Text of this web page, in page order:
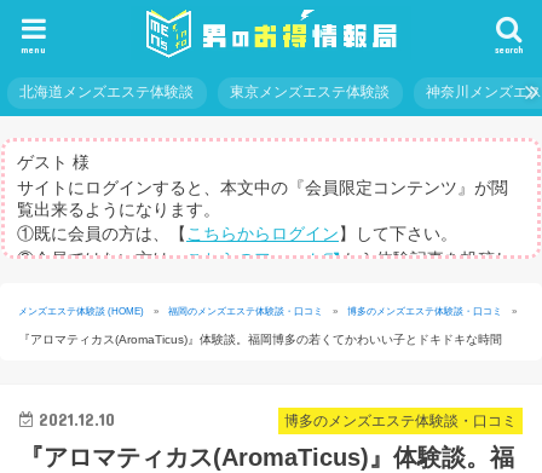
search
menu
北海道メンズエステ体験談 東京メンズエステ体験談 神奈川メンズエ
ゲスト 様
サイトにログインすると、本文中の『会員限定コンテンツ』が閲
覧出来るようになります。
①既に会員の方は、【 こちらからログイン 】して下さい。
②会員ではない方は、こちらのフォーム
から体験記事を投稿し
※体験記事が書けない方や、すべての記事を閲覧したい方のため
メンズエステ体験談 (HOME) » 福岡のメンズエステ体験談・口コミ » 博多のメンズエステ体験談・口コミ »
『アロマティカス(AromaTicus)』体験談。福岡博多の若くてかわいい子とドキドキな時間
博多のメンズエステ体験談・口コミ
2021.12.10
『アロマティカス(AromaTicus)』体験談。福